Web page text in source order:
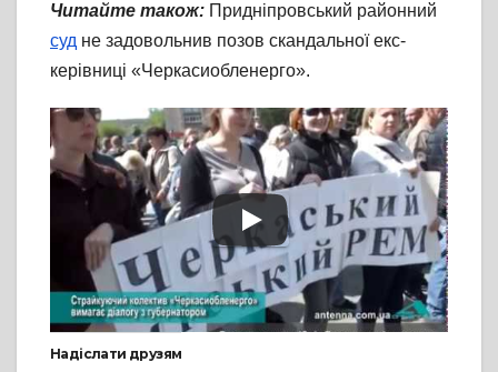
Читайте також: Придніпровський районний
суд не задовольнив позов скандальної екс-
керівниці «Черкасиобленерго».
Надіслати друзям